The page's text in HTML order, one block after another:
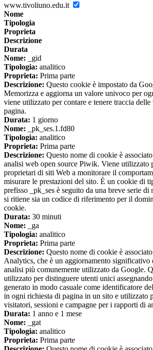
www.tivoliuno.edu.it
Nome
Tipologia
Proprieta
Descrizione
Durata
Nome: _gid
Tipologia: analitico
Proprieta: Prima parte
Descrizione: Questo cookie è impostato da
Memorizza e aggiorna un valore univoco per
viene utilizzato per contare e tenere traccia
pagina.
Durata: 1 giorno
Nome: _pk_ses.1.fd80
Tipologia: analitico
Proprieta: Prima parte
Descrizione: Questo nome di cookie è
analisi web open source Piwik. Viene utilizzato
proprietari di siti Web a monitorare il
misurare le prestazioni del sito. È un cookie di
prefisso _pk_ses è seguito da una breve serie di
si ritiene sia un codice di riferimento per il
cookie.
Durata: 30 minuti
Nome: _ga
Tipologia: analitico
Proprieta: Prima parte
Descrizione: Questo nome di cookie è
Analytics, che è un aggiornamento significativo
analisi più comunemente utilizzato da Google.
utilizzato per distinguere utenti unici
generato in modo casuale come identificatore
in ogni richiesta di pagina in un sito e utilizzato
visitatori, sessioni e campagne per i rapporti di
Durata: 1 anno e 1 mese
Nome: _gat
Tipologia: analitico
Proprieta: Prima parte